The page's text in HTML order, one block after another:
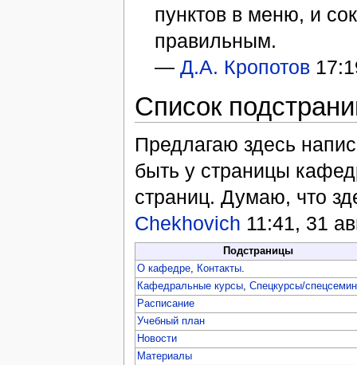
пунктов в меню, и
правильным.
—Д.А. Кропотов
Список
Предлагаю здесь
быть у страницы
страниц. Думаю, что
Chekhovich 11:41, 31
Подстраницы
О кафедре, Контакты.
Кафедральные курсы,Спецкурсы/
Расписание
Учебный план
Новости
Материалы